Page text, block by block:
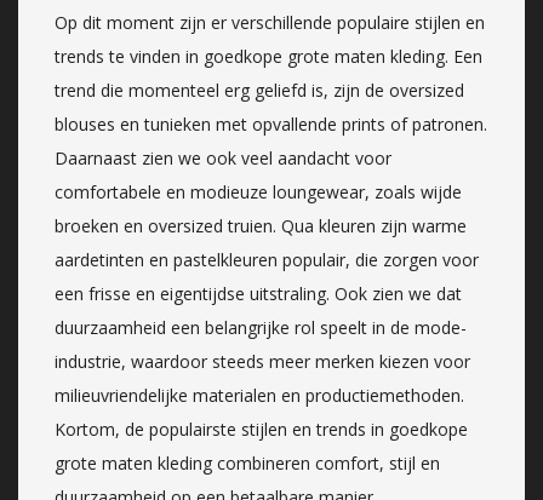
Op dit moment zijn er verschillende populaire stijlen en
trends te vinden in goedkope grote maten kleding. Een
trend die momenteel erg geliefd is, zijn de oversized
blouses en tunieken met opvallende prints of patronen.
Daarnaast zien we ook veel aandacht voor
comfortabele en modieuze loungewear, zoals wijde
broeken en oversized truien. Qua kleuren zijn warme
aardetinten en pastelkleuren populair, die zorgen voor
een frisse en eigentijdse uitstraling. Ook zien we dat
duurzaamheid een belangrijke rol speelt in de mode-
industrie, waardoor steeds meer merken kiezen voor
milieuvriendelijke materialen en productiemethoden.
Kortom, de populairste stijlen en trends in goedkope
grote maten kleding combineren comfort, stijl en